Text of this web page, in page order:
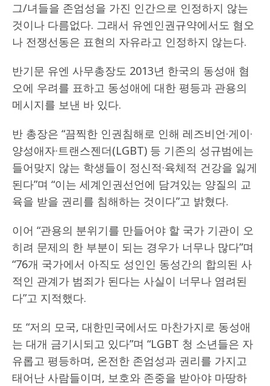
그/녀들을 존엄성을 가진 인간으로 인정하지 않는
것이나 다름없다. 그래서 유엔인권규약에서도 혐오
나 전쟁선동은 표현의 자유라고 인정하지 않는다.
반기문 유엔 사무총장도 2013년 한국의 동성애 혐
오에 우려를 표하고 동성애에 대한 평등과 관용의
메시지를 보낸 바 있다.
반 총장은 “끔찍한 인권침해로 인해 레즈비언·게이·
양성애자·트랜스젠더(LGBT) 등 기존의 성규범에는
들어맞지 않는 학생들이 정신적·육체적 건강을 잃게
된다”며 “이는 세계인권선언에 담겨있는 양질의 교
육을 받을 권리를 침해하는 것이다”고 밝혔다.
이어 “관용의 분위기를 만들어야 할 국가 기관이 오
히려 문제의 한 부분이 되는 경우가 너무나 많다”며
“76개 국가에서 아직도 성인인 동성간의 합의된 사
적인 관계가 범죄가 된다는 사실이 너무나 염려된
다”고 지적했다.
또 “저의 모국, 대한민국에서도 마찬가지로 동성애
는 대개 금기시되고 있다”며 “LGBT 청 소년들은 자
유롭고 평등하며, 온전한 존엄성과 권리를 가지고
태어난 사람들이며, 보호와 존중을 받아야 마땅하